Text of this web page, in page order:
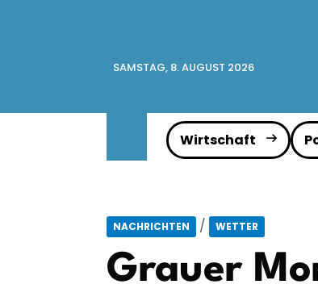
SAMSTAG, 8. AUGUST 2026
Wirtschaft
NACHRICHTEN / WETTER
Grauer